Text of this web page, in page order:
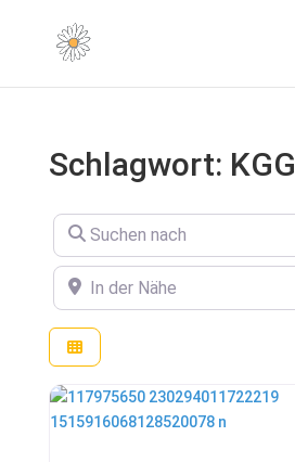
Schlagwort: KGG
Suchen nach
In der Nähe